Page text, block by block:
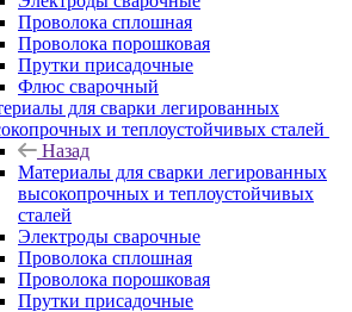
Проволока сплошная
Проволока порошковая
Прутки присадочные
Флюс сварочный
для сварки легированных
и теплоустойчивых сталей
Назад
Материалы для сварки легированных
высокопрочных и теплоустойчивых
сталей
Электроды сварочные
Проволока сплошная
Проволока порошковая
Прутки присадочные